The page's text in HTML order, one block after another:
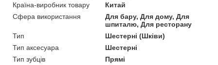
Країна-виробник товару
Китай
Сфера використання
Для бару, Для дому, Для
шпиталю, Для ресторану
Тип
Шестерні (Шківи)
Тип аксесуара
Шестерні
Тип зубців
Прямі